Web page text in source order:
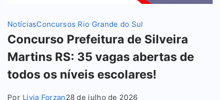
NotíciasConcursos Rio Grande do Sul
Concurso Prefeitura de Silveira
Martins RS: 35 vagas abertas de
todos os níveis escolares!
Por Livia Forzan28 de julho de 2026